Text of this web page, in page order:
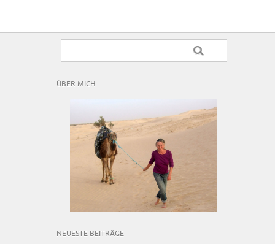
ÜBER MICH
NEUESTE BEITRÄGE